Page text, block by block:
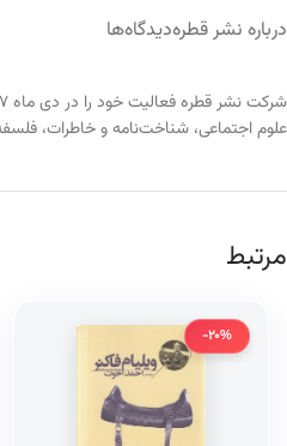
درباره نشر قطرهدیدگاه‌ها
علوم اجتماعی، شناخت‌نامه و خاطرات،
مرتبط
-20%